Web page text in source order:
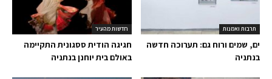
חדשות מהעיר
חגיגה הודית ססגונית התקיימה
באולם בית יוחנן בנתניה
תרבות ואמנות
ים, שמים ורוח גם: תערוכה חדשה
בנתניה